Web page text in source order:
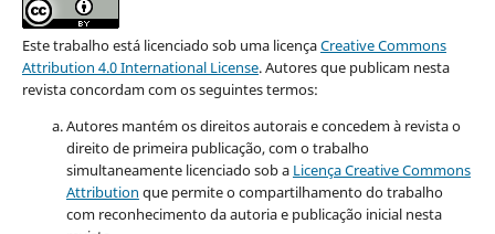
Este trabalho está licenciado sob uma licençaCreative Commons
Attribution 4.0 International License.Autores que publicam nesta
revista concordam com os seguintes termos:
Autores mantém os direitos autorais e concedem à revista o
direito de primeira publicação, com o trabalho
simultaneamente licenciado sob a Licença Creative Commons
Attribution que permite o compartilhamento do trabalho
com reconhecimento da autoria e publicação inicial nesta